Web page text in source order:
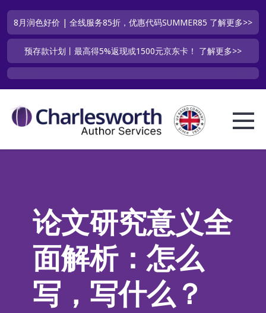
8月润色好价 | 全线服务85折，优惠代码SUMMER85 了解更多>>
预存款计划丨最高得5%返现或1500元京东卡！ 了解更多>>
论文研究意义全
面解析：怎么
写，写什么？